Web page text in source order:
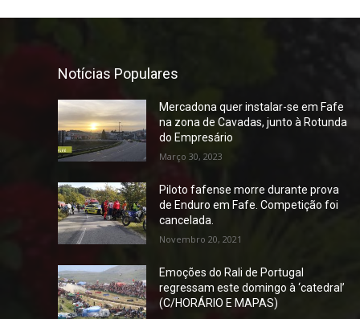
Notícias Populares
Mercadona quer instalar-se em Fafe
na zona de Cavadas, junto à Rotunda
do Empresário
Março 30, 2023
Piloto fafense morre durante prova
de Enduro em Fafe. Competição foi
cancelada.
Novembro 20, 2021
Emoções do Rali de Portugal
regressam este domingo à ‘catedral’
(C/HORÁRIO E MAPAS)